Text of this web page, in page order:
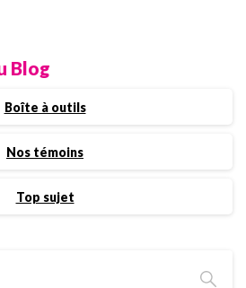
Blog
Boîte à outils
Nos témoins
Top sujet